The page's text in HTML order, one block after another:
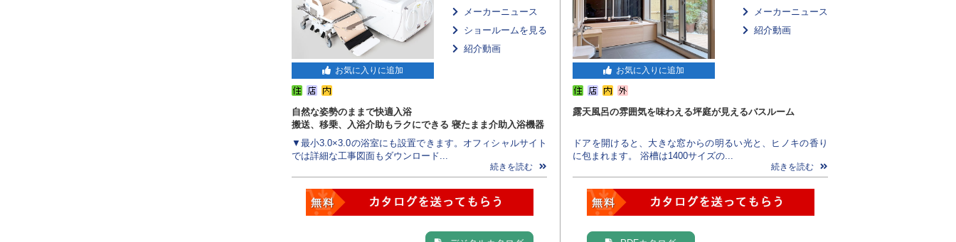
お気に入りに追加
メーカーニュース
ショールームを見る
紹介動画
自然な姿勢のままで快適入浴
搬送、移乗、入浴介助もラクにできる 寝たまま介助入浴機器
▼最小3.0×3.0の浴室にも設置できます。オフィシャルサイト
では詳細な工事図面もダウンロード...
続きを読む
お気に入りに追加
メーカーニュース
紹介動画
露天風呂の雰囲気を味わえる坪庭が見えるバスルーム
ドアを開けると、大きな窓からの明るい光と、ヒノキの香り
に包まれます。 浴槽は1400サイズの...
続きを読む